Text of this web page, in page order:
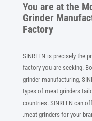
You are at the
Grinder
Factory
SINREEN is precisely the
factory you are seeking.
grinder manufacturing,
types of meat grinders
countries. SINREEN can
meat grinders for your